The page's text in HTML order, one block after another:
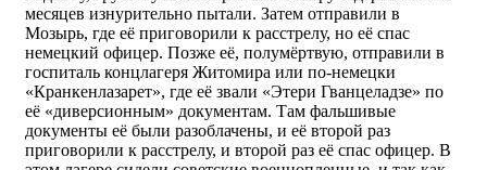
месяцев изнурительно пытали. Затем отправили в
Мозырь, где её приговорили к расстрелу, но её спас
немецкий офицер. Позже её, полумёртвую, отправили в
госпиталь концлагеря Житомира или по-немецки
«Кранкенлазарет», где её звали «Этери Гванцеладзе» по
её «диверсионным» документам. Там фальшивые
документы её были разоблачены, и её второй раз
приговорили к расстрелу, и второй раз её спас офицер. В